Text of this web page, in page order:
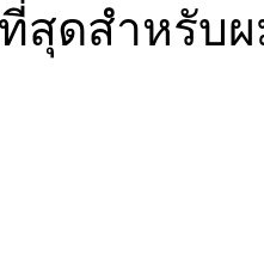
ดสำหรับผ